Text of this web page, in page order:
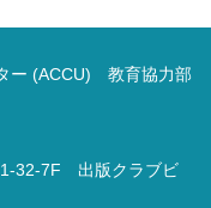
ー (ACCU) 教育協力部
32-7F 出版クラブビ